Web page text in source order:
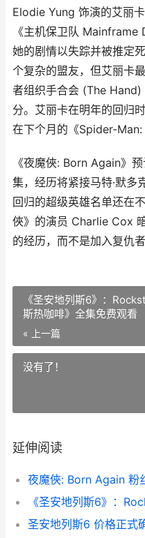
Elodie Yung 饰演的艾丽
《主机保卫队
她的剧情以失踪并被推定
个复杂的盟友，但艾丽卡
者组织手合会 (The Hand)
分。艾丽卡在明年的回归
在下个月的《Spider-Man:
《夜魔俠: Born Again》
集，经历将紧接马特·默多
回归的超级英雄名单还在
俠》的演员 Charlie Cox
的经历，而不是加入复仇
《圣安地列斯6》：
斯热咖啡》全集免费观看
« 上一篇
没有了！
延伸阅读